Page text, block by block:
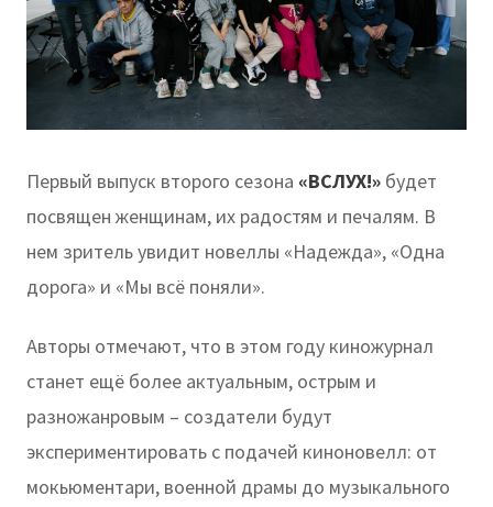
Первый выпуск второго сезона «ВСЛУХ!» будет
посвящен женщинам, их радостям и печалям. В
нем зритель увидит новеллы «Надежда», «Одна
дорога» и «Мы всё поняли».
Авторы отмечают, что в этом году киножурнал
станет ещё более актуальным, острым и
разножанровым – создатели будут
экспериментировать с подачей киноновелл: от
мокьюментари, военной драмы до музыкального